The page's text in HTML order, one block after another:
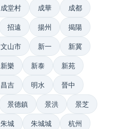
成堂村 成華 成都
招遠 揚州 揭陽
文山市 新一 新冀
新樂 新泰 新苑
昌吉 明水 晉中
景德鎮 景洪 景芝
朱城 朱城城 杭州